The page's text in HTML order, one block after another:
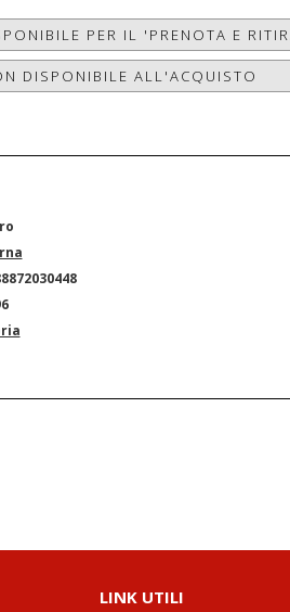
PER IL 'PRENOTA E
DISPONIBILE ALL'ACQUISTO
LINK UTILI